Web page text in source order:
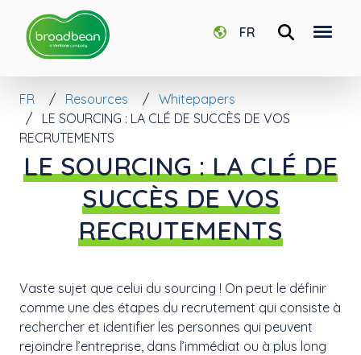
FR
FR Resources
Whitepapers
LE SOURCING : LA CLÉ DE SUCCÈS DE VOS
RECRUTEMENTS
LE SOURCING : LA CLÉ DE
SUCCÈS DE VOS
RECRUTEMENTS
Vaste sujet que celui du sourcing ! On peut le définir
comme une des étapes du recrutement qui consiste à
rechercher et identifier les personnes qui peuvent
rejoindre l’entreprise, dans l’immédiat ou à plus long